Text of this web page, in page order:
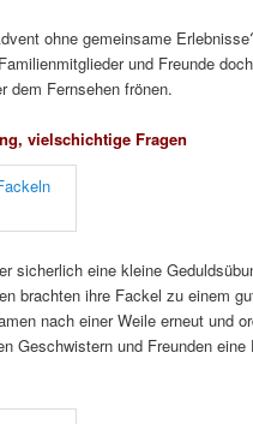
ohne gemeinsame
und Freunde
dem Fernsehen frönen.
vielschichtige Fragen
sicherlich eine kleine
brachten ihre Fackel zu einem
nach einer Weile erneut und
Geschwistern und Freunden eine